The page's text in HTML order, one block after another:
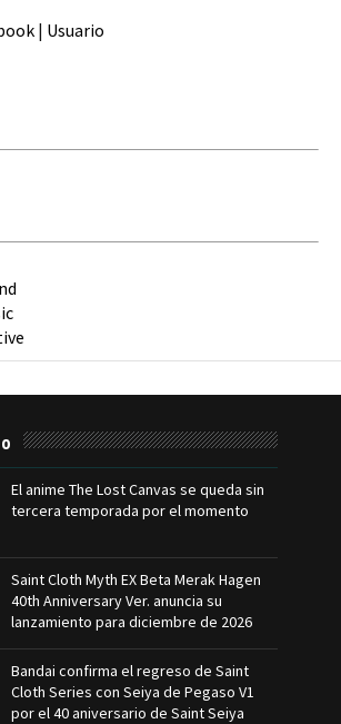
| Usuario
El anime The Lost Canvas se queda sin
tercera temporada por el momento
Saint Cloth Myth EX Beta Merak Hagen
40th Anniversary Ver. anuncia su
lanzamiento para diciembre de 2026
Bandai confirma el regreso de Saint
Cloth Series con Seiya de Pegaso V1
por el 40 aniversario de Saint Seiya